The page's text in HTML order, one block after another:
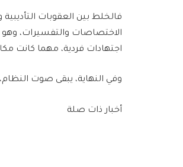
فالخلط بين العقوبات
الاختصاصات والتفسيرات،
اجتهادات فردية، مهما كانت
وفي النهاية، يبقى صوت
أخبار ذات صلة